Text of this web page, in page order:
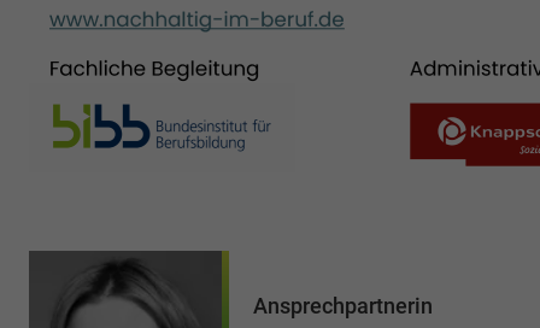
Ansprechpartnerin